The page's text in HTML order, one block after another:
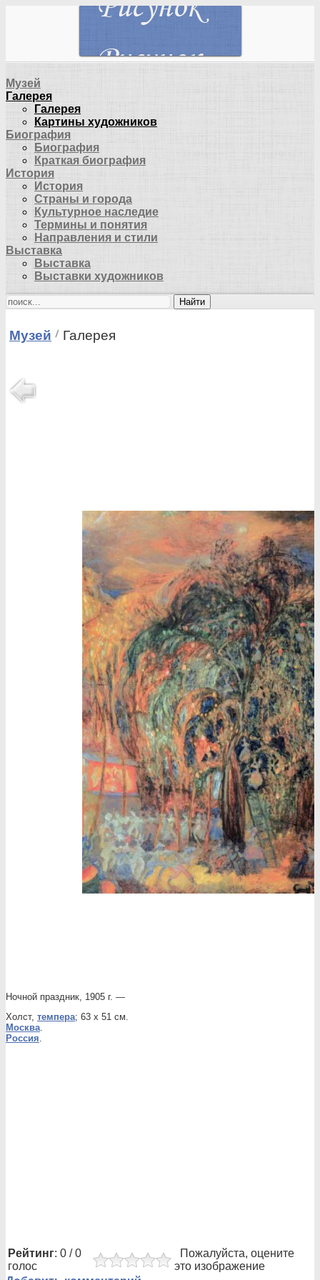
Музей
Галерея
Галерея
Картины художников
Биография
Биография
Краткая биография
История
История
Страны и города
Культурное наследие
Термины и понятия
Направления и стили
Выставка
Выставка
Выставки художников
Найти
Музей Галерея
Ночной праздник, 1905 г. —
Холст, темпера; 63 х 51 см.
Москва.
Россия.
Рейтинг: 0 / 0
голос
Пожалуйста, оцените
это изображение